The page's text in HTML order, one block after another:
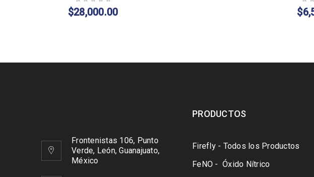
$28,000.00 $
Frontenistas 106, Punto
Verde, León, Guanajuato,
México
PRODUCTOS
Firefly - Todos los Productos
FeNO - Óxido Nítrico